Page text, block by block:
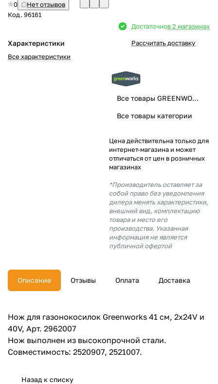
0
Нет отзывов
Код. 96161
Характеристики
Все характеристики
Достаточнов 2 магазинах
Рассчитать доставку
Все товары GREENWORKS
Все товары категории
Цена действительна только для
интернет-магазина и может
отличаться от цен в розничных
магазинах
*Производитель оставляет за
собой право без уведомления
дилера менять характеристики,
внешний вид, комплектацию
товара и место его
производства. Указанная
информация не является
публичной офертой
Описание Отзывы Оплата Доставка
Нож для газонокосилок Greenworks 41 см, 2х24V и
40V, Арт. 2962007
Нож выполнен из высокопрочной стали.
Совместимость: 2520907, 2521007.
Назад к списку
% картой любого банка
% будут
с вашей карты
раз в 2
недели